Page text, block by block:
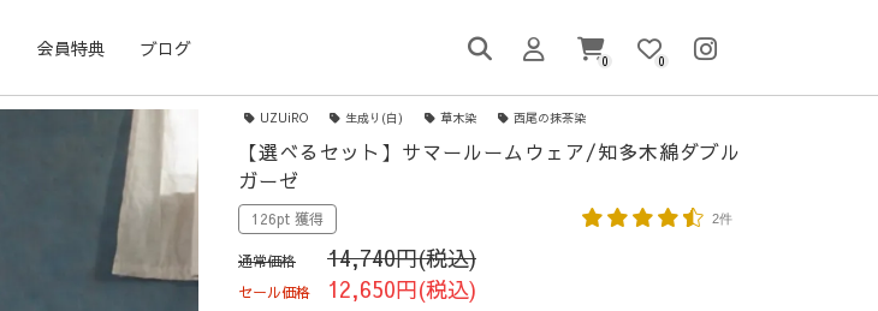
会員特典 ブログ
0 0
UZUiRO 生成り(白) 草木染 西尾の抹茶染
【選べるセット】サマールームウェア/知多木綿ダブル
ガーゼ
126pt 獲得 2件
通常価格 14,740円(税込)
セール価格 12,650円(税込)